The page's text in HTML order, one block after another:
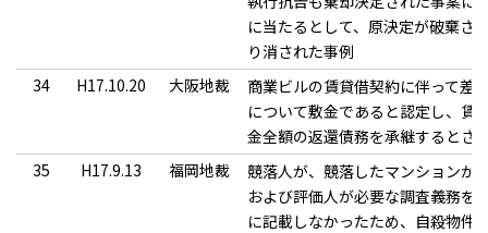
に当たるとして、原決定が破棄さ
り消された事例
34
H17.10.20 大阪地裁
商業ビルの賃貸借契約に伴って差
について敷金であると認定し、賃
金全額の返還債務を承継するとさ
35
H17.9.13 福岡地裁
競落人が、競落したマンションが
および評価人が必要な調査義務を
に記載しなかったため、自殺物件